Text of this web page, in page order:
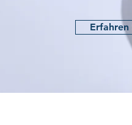
Erfahren